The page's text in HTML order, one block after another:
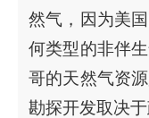
然气，因为美
何类型的非伴
哥的天然气资
勘探开发取决于